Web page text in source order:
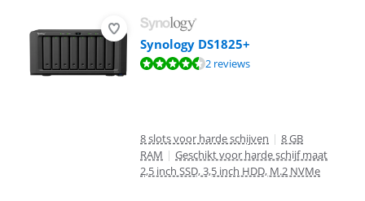
Synology DS1825+
Beoordeling is 9,0 van de 10, gebaseerd op 2 reviews.
2 reviews
8 slots voor harde schijven | 8 GB
RAM | Geschikt voor harde schijf maat
2,5 inch SSD, 3,5 inch HDD, M.2 NVMe